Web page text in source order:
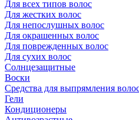
Для всех типов волос
Для жестких волос
Для непослушных волос
Для окрашенных волос
Для поврежденных волос
Для сухих волос
Солнцезащитные
Воски
Средства для выпрямления
Гели
Кондиционеры